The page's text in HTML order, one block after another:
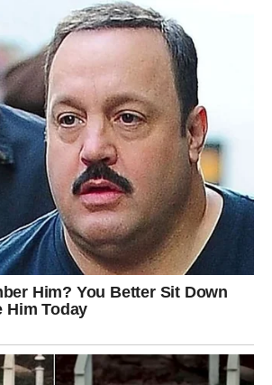
od ljubavi – ona ne dolazi da te
traži pažnju, ali i
ne površnu. Naredna tri dana donose
ćeš morati da pokažešranjivost, a ne
u vezi, tražiš potvrdu da si voljen – ali
u zahtev.
započeti strastvenu priču, ali
samo ego ili prava emocija?